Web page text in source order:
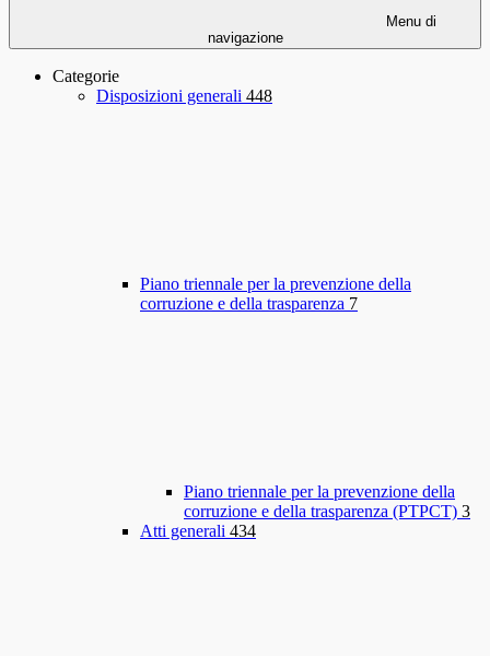
Menu di
navigazione
Categorie
Disposizioni generali 448
Piano triennale per la prevenzione della
corruzione e della trasparenza 7
Piano triennale per la prevenzione della
corruzione e della trasparenza (PTPCT) 3
Atti generali 434